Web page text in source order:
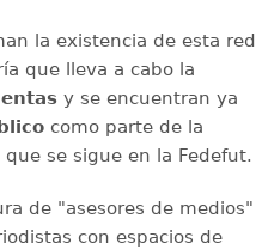
la existencia de esta red
que lleva a cabo la
y se encuentran ya
como parte de la
se sigue en la Fedefut.
de "asesores de medios"
con espacios de